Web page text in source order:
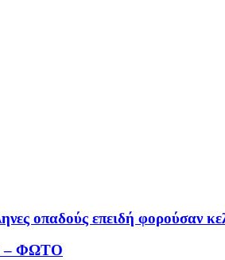
οπαδούς επειδή φορούσαν
– ΦΩΤΟ